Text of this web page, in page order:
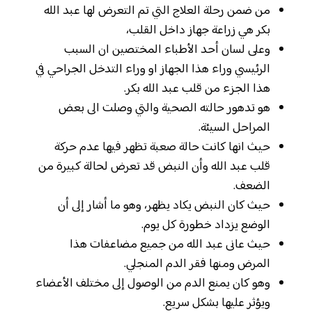
من ضمن رحلة العلاج التي تم التعرض لها عبد الله
بكر هي زراعة جهاز داخل القلب،
وعلى لسان أحد الأطباء المختصين ان السبب
الرئيسي وراء هذا الجهاز او وراء التدخل الجراحي في
هذا الجزء من قلب عبد الله بكر.
هو تدهور حالته الصحية والتي وصلت الى بعض
المراحل السيئة.
حيث انها كانت حالة صعبة تظهر فيها عدم حركة
قلب عبد الله وأن النبض قد تعرض لحالة كبيرة من
الضعف.
حيث كان النبض يكاد يظهر، وهو ما أشار إلى أن
الوضع يزداد خطورة كل يوم.
حيث عانى عبد الله من جميع مضاعفات هذا
المرض ومنها فقر الدم المنجلي.
وهو كان يمنع الدم من الوصول إلى مختلف الأعضاء
ويؤثر عليها بشكل سريع.